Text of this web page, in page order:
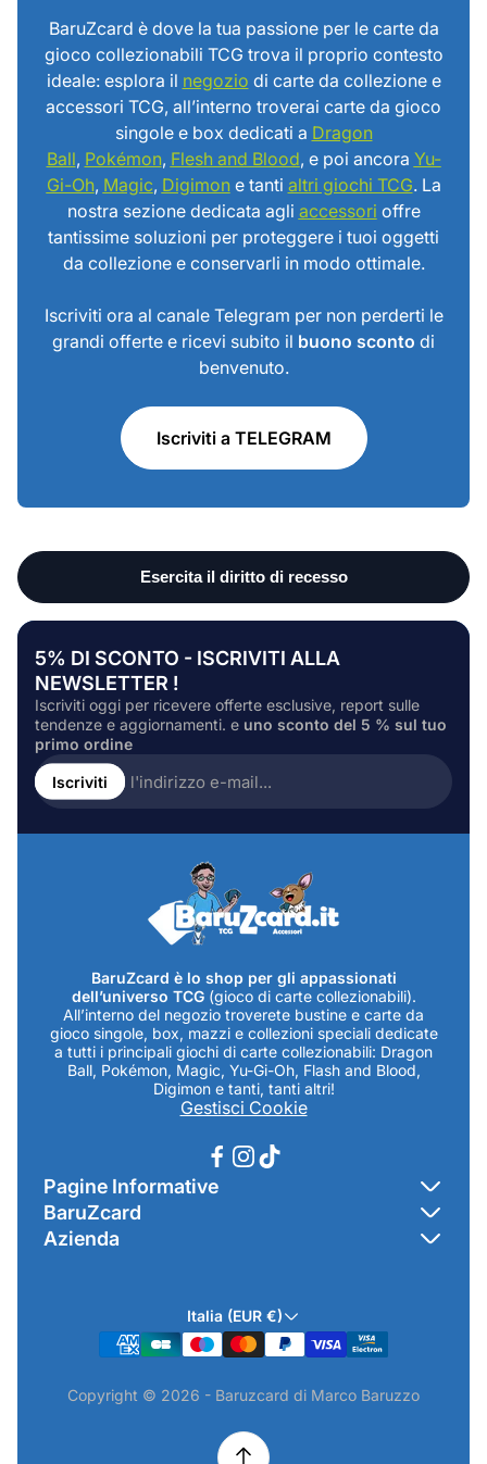
BaruZcard è dove la tua passione per le carte da
gioco collezionabili TCG trova il proprio contesto
ideale: esplora il negozio di carte da collezione e
accessori TCG, all’interno troverai carte da gioco
singole e box dedicati a Dragon
Ball, Pokémon, Flesh and Blood, e poi ancora Yu-
Gi-Oh, Magic, Digimone tanti altri giochi TCG. La
nostra sezione dedicata agli accessori offre
tantissime soluzioni per proteggere i tuoi oggetti
da collezione e conservarli in modo ottimale.
Iscriviti ora al canale Telegram per non perderti le
grandi offerte e ricevi subito il buono sconto di
benvenuto.
Iscriviti a TELEGRAM
5% DI SCONTO - ISCRIVITI ALLA
NEWSLETTER !
Iscriviti oggi per ricevere offerte esclusive, report sulle
tendenze e aggiornamenti. e uno sconto del 5 % sul tuo
primo ordine
Inserire
l'indirizzo
e-
Iscriviti
BaruZcard è lo shop per gli appassionati
dell’universo TCG (gioco di carte collezionabili).
All’interno del negozio troverete bustine e carte da
gioco singole, box, mazzi e collezioni speciali dedicate
a tutti i principali giochi di carte collezionabili: Dragon
Ball, Pokémon, Magic, Yu-Gi-Oh, Flash and Blood,
Digimon e tanti, tanti altri!
Gestisci Cookie
Pagine Informative
Contatti
Termini & Condizioni
Informativa Prodotti ExtraEU
BaruZcard
Chi-sono
Scopri il Negozio Fisico !
Azienda
Indirizzo Negozio: Via Luigi Valentini 1a Traversa - SNC
19021 Arcola (SP)
P.IVA.: 01520250117
Italia (EUR €)
Copyright © 2026 - Baruzcard di Marco Baruzzo